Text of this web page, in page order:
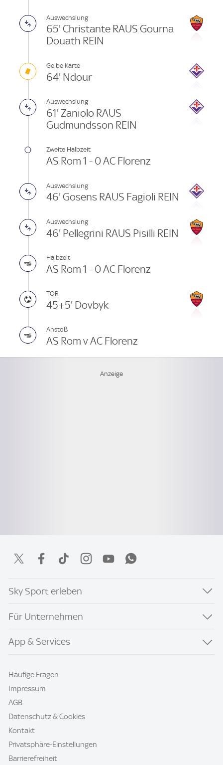
Auswechslung
65' Christante RAUS Gourna
Douath REIN
Gelbe Karte
64' Ndour
Auswechslung
61' Zaniolo RAUS
Gudmundsson REIN
Zweite Halbzeit
AS Rom 1 - 0 AC Florenz
Auswechslung
46' Gosens RAUS Fagioli REIN
Auswechslung
46' Pellegrini RAUS Pisilli REIN
Halbzeit
AS Rom 1 - 0 AC Florenz
TOR
45+5' Dovbyk
Anstoß
AS Rom v AC Florenz
Sky Sport erleben
Für Unternehmen
App & Services
Häufige Fragen
Impressum
AGB
Datenschutz & Cookies
Kontakt
Privatsphäre-Einstellungen
Barrierefreiheit